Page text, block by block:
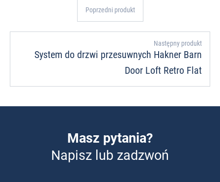
Poprzedni produkt
Następny produkt
System do drzwi przesuwnych Hakner Barn
Door Loft Retro Flat
Masz pytania?
Napisz lub zadzwoń